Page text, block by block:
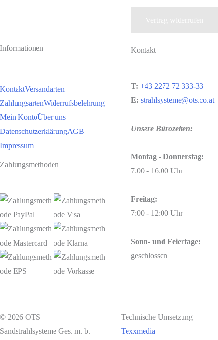
Vertrag widerrufen
Informationen
KontaktVersandarten
ZahlungsartenWiderrufsbelehrung
Mein KontoÜber uns
DatenschutzerklärungAGB
Impressum
Zahlungsmethoden
Kontakt
T: +43 2272 72 333-33
E: strahlsysteme@ots.co.at
Unsere Bürozeiten:
Montag - Donnerstag:
7:00 - 16:00 Uhr
Freitag:
7:00 - 12:00 Uhr
Sonn- und Feiertage:
geschlossen
© 2026 OTS
Sandstrahlsysteme Ges. m. b.
Technische Umsetzung
Texxmedia